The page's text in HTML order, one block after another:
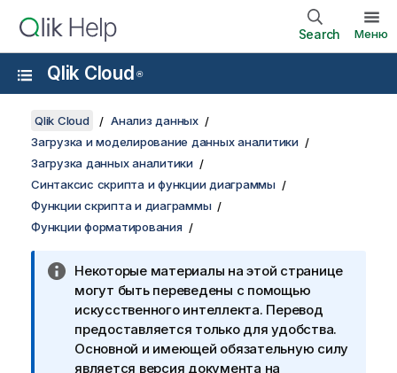
Search Меню
Qlik Cloud ®
Qlik Cloud
Анализ данных
Загрузка и моделирование данных аналитики
Загрузка данных аналитики
Синтаксис скрипта и функции диаграммы
Функции скрипта и диаграммы
Функции форматирования
Некоторые материалы на этой странице
могут быть переведены с помощью
искусственного интеллекта. Перевод
предоставляется только для удобства.
Основной и имеющей обязательную силу
является версия документа на